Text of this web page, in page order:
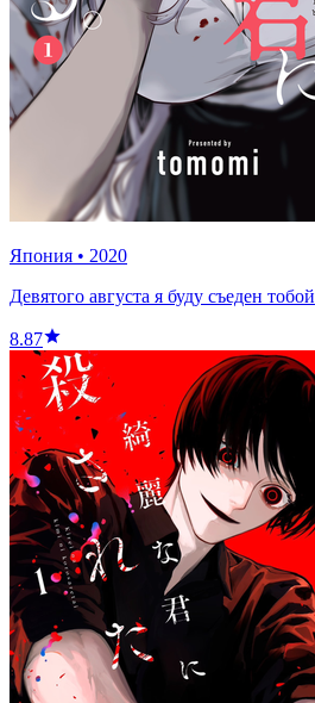
Япония • 2020
Девятого августа я буду съеден тобой
8.87